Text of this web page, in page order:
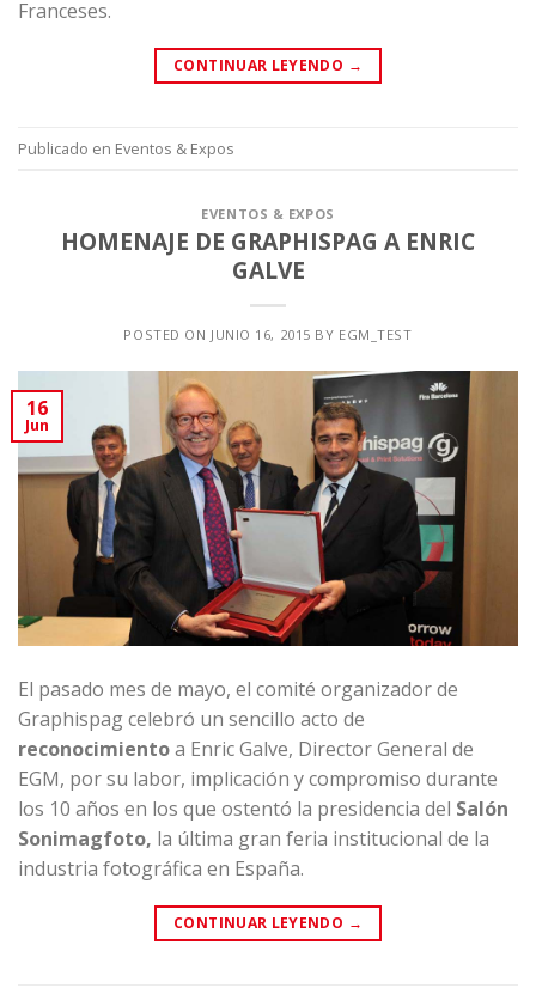
Franceses.
CONTINUAR LEYENDO →
Publicado en Eventos & Expos
EVENTOS & EXPOS
HOMENAJE DE GRAPHISPAG A ENRIC
GALVE
POSTED ON JUNIO 16, 2015 BY EGM_TEST
16
Jun
El pasado mes de mayo, el comité organizador de
Graphispagcelebró un sencillo acto de
reconocimientoa Enric Galve, Director General de
EGM, por su labor, implicación y compromiso durante
los 10 años en los que ostentó la presidencia del Salón
Sonimagfoto, la última gran feria institucional de la
industria fotográfica en España.
CONTINUAR LEYENDO →